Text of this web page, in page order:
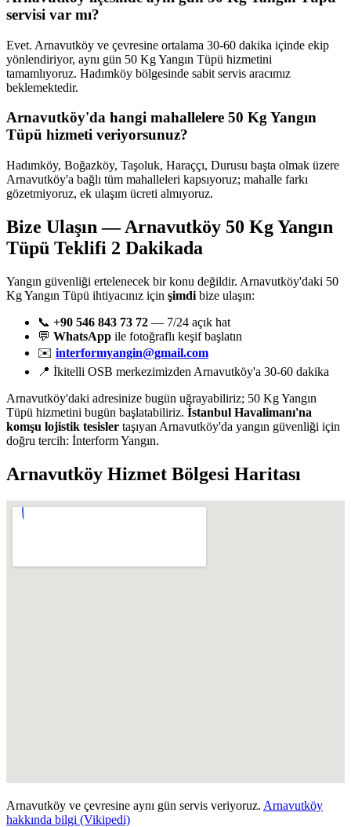
servisi var mı?
Evet. Arnavutköy ve çevresine ortalama 30-60 dakika içinde ekip
yönlendiriyor, aynı gün 50 Kg Yangın Tüpü hizmetini
tamamlıyoruz. Hadımköy bölgesinde sabit servis aracımız
beklemektedir.
Arnavutköy'da hangi mahallelere 50 Kg Yangın
Tüpü hizmeti veriyorsunuz?
Hadımköy, Boğazköy, Taşoluk, Haraççı, Durusu başta olmak üzere
Arnavutköy'a bağlı tüm mahalleleri kapsıyoruz; mahalle farkı
gözetmiyoruz, ek ulaşım ücreti almıyoruz.
Bize Ulaşın — Arnavutköy 50 Kg Yangın
Tüpü Teklifi 2 Dakikada
Yangın güvenliği ertelenecek bir konu değildir. Arnavutköy'daki 50
Kg Yangın Tüpü ihtiyacınız için şimdi bize ulaşın:
📞 +90 546 843 73 72 — 7/24 açık hat
💬 WhatsApp ile fotoğraflı keşif başlatın
✉️ interformyangin@gmail.com
📍 İkitelli OSB merkezimizden Arnavutköy'a 30-60 dakika
Arnavutköy'daki adresinize bugün uğrayabiliriz; 50 Kg Yangın
Tüpü hizmetini bugün başlatabiliriz. İstanbul Havalimanı'na
komşu lojistik tesisler taşıyan Arnavutköy'da yangın güvenliği için
doğru tercih: İnterform Yangın.
Arnavutköy Hizmet Bölgesi Haritası
Arnavutköy ve çevresine aynı gün servis veriyoruz. Arnavutköy
hakkında bilgi (Vikipedi)